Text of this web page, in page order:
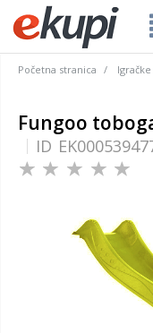
Početna stranica
Fungoo
ID